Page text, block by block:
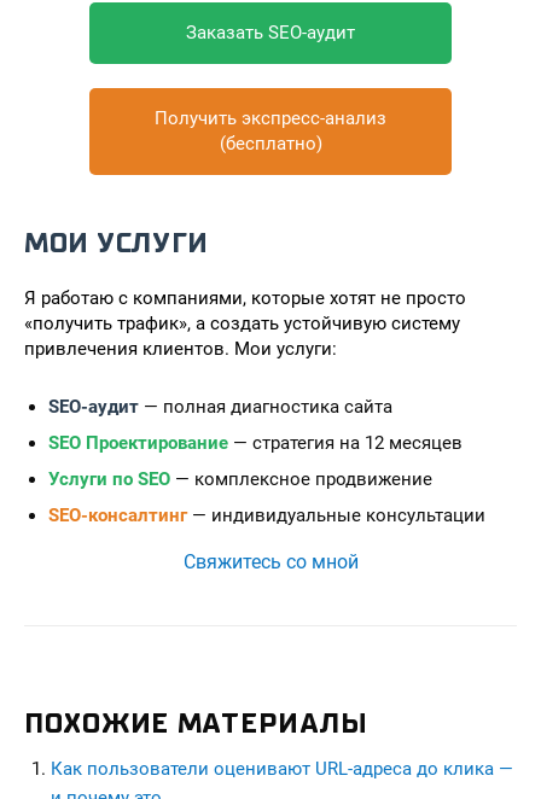
Заказать SEO-аудит
Получить экспресс-анализ
(бесплатно)
МОИ УСЛУГИ
Я работаю с компаниями, которые хотят не просто
«получить трафик», а создать устойчивую систему
привлечения клиентов. Мои услуги:
SEO-аудит — полная диагностика сайта
SEO Проектирование — стратегия на 12 месяцев
Услуги по SEO — комплексное продвижение
SEO-консалтинг— индивидуальные консультации
Свяжитесь со мной
ПОХОЖИЕ МАТЕРИАЛЫ
Как пользователи оценивают URL-адреса до клика —